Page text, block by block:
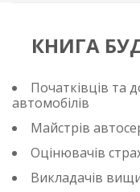
КНИГА
Початківців та
автомобілів
Майстрів
Оцінювачів
Викладачів